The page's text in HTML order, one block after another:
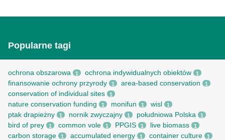
Popularne tagi
ochrona obszarowa 1 ochrona indywidualnych obiektów 1
finansowanie ochrony przyrody 1 area-based conservation 1
conservation of individual sites 1
nature conservation funding 1 monifun 1 wisl 1
ptak drapieżny 1 nornik zwyczajny 1 południowa Polska 1
bird of prey 1 common vole 1 PPGIS 1 live biomass 1
carbon storage 1 accumulated energy 1 container culture 1